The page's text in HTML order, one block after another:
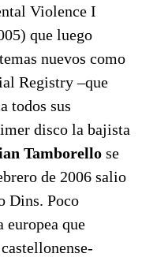
Violence I
que luego
nuevos como
Registry –que
todos sus
disco la bajista
Tamborello se
de 2006 salio
Dins. Poco
europea que